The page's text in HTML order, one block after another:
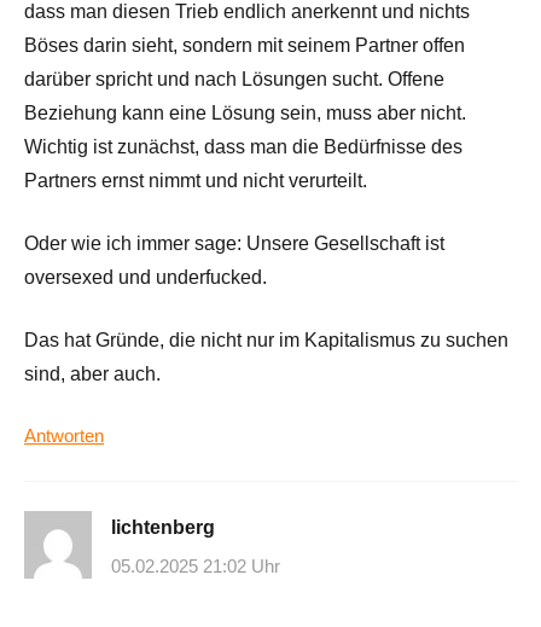
dass man diesen Trieb endlich anerkennt und nichts
Böses darin sieht, sondern mit seinem Partner offen
darüber spricht und nach Lösungen sucht. Offene
Beziehung kann eine Lösung sein, muss aber nicht.
Wichtig ist zunächst, dass man die Bedürfnisse des
Partners ernst nimmt und nicht verurteilt.
Oder wie ich immer sage: Unsere Gesellschaft ist
oversexed und underfucked.
Das hat Gründe, die nicht nur im Kapitalismus zu suchen
sind, aber auch.
Antworten
lichtenberg
05.02.2025 21:02 Uhr